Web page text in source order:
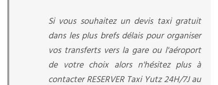
Si vous souhaitez un devis taxi gratuit
dans les plus brefs délais pour organiser
vos transferts vers la gare ou l'aéroport
de votre choix alors n'hésitez plus à
contacter RESERVER Taxi Yutz 24H/7J au